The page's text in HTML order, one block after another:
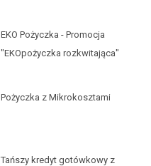
EKO Pożyczka - Promocja
"EKOpożyczka rozkwitająca"
Pożyczka z Mikrokosztami
Tańszy kredyt gotówkowy z